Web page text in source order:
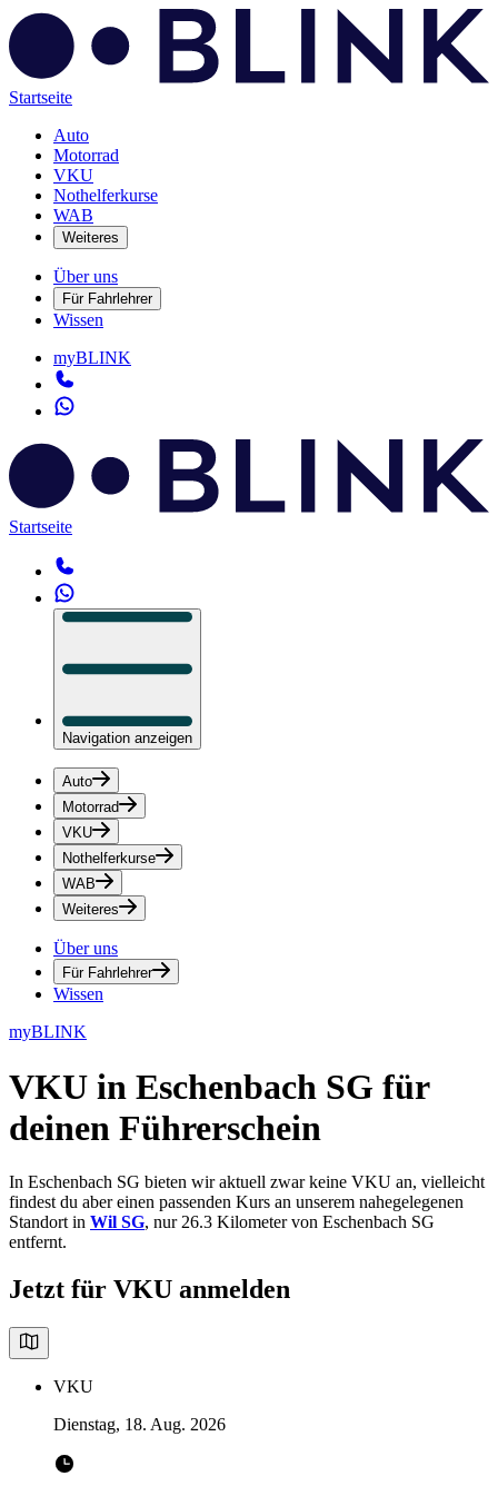
Startseite
Auto
Motorrad
VKU
Nothelferkurse
WAB
Weiteres
Über uns
Für Fahrlehrer
Wissen
myBLINK
Startseite
Navigation anzeigen
Auto
Motorrad
VKU
Nothelferkurse
WAB
Weiteres
Über uns
Für Fahrlehrer
Wissen
myBLINK
VKU in Eschenbach SG für
deinen Führerschein
In Eschenbach SG bieten wir aktuell zwar keine VKU an, vielleicht
findest du aber einen passenden Kurs an unserem nahegelegenen
Standort in Wil SG, nur 26.3 Kilometer von Eschenbach SG
entfernt.
Jetzt für VKU anmelden
VKU
Dienstag, 18. Aug. 2026